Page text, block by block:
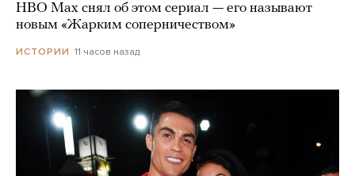
HBO Max снял об этом сериал — его называют
новым «Жарким соперничеством»
ИСТОРИИ 11 часов назад